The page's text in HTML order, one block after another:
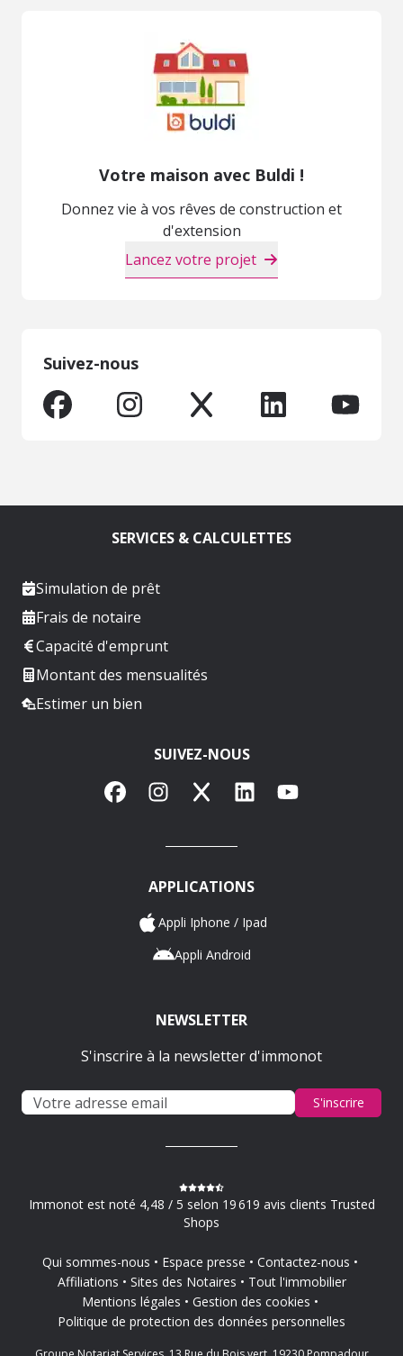
Votre maison avec Buldi !
Donnez vie à vos rêves de construction et
d'extension
Lancez votre projet
Suivez-nous
SERVICES & CALCULETTES
Simulation de prêt
Frais de notaire
Capacité d'emprunt
Montant des mensualités
Estimer un bien
SUIVEZ-NOUS
FacebookInstagram
X LinkedInYouTube
APPLICATIONS
Appli Iphone / Ipad
Appli Android
NEWSLETTER
S'inscrire à la newsletter d'immonot
S'inscrire
Immonot est noté 4,48 / 5 selon 19 619 avis clients Trusted
Shops
Qui sommes-nous Espace presse
Contactez-nous
Affiliations
Sites des Notaires
Tout l'immobilier
Mentions légales
Gestion des cookies
Politique de protection des données personnelles